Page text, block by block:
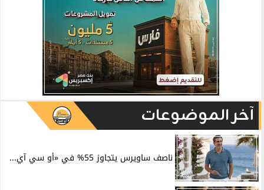
آخر الموضوعات
ناصف ساويرس يتجاوز 55% في «أو سي آي...